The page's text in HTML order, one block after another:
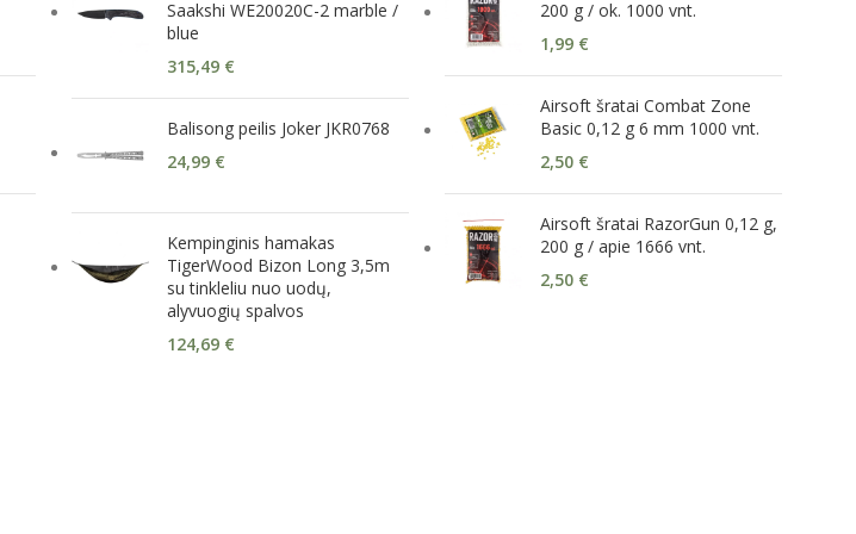
Saakshi WE20020C-2 marble /
blue
315,49 €
Balisong peilis Joker JKR0768
24,99 €
Kempinginis hamakas
TigerWood Bizon Long 3,5m
su tinkleliu nuo uodų,
alyvuogių spalvos
124,69 €
200 g / ok. 1000 vnt.
1,99 €
Airsoft šratai Combat Zone
Basic 0,12 g 6 mm 1000 vnt.
2,50 €
Airsoft šratai RazorGun 0,12 g,
200 g / apie 1666 vnt.
2,50 €